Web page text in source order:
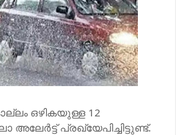
ഒഴികയുള്ള 12
പ്രഖ്യേപിച്ചിട്ടുണ്ട്.